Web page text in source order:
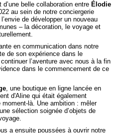
belle collaboration entre Élodie
au sein de notre conciergerie
de développer un nouveau
– la décoration, le voyage et
en communication dans notre
de son expérience dans le
l’aventure avec nous à la fin
dans le commencement de ce
, une boutique en ligne lancée en
d'Aline qui était également
là. Une ambition : mêler
sélection soignée d’objets de
a ensuite poussées à ouvrir notre